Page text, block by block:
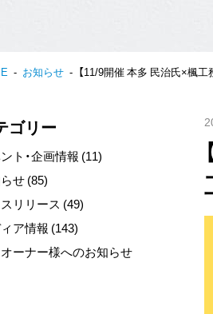
お知らせ 【11/9開催 本多 民治氏×楓
ゴリー
ト・企画情報 (11)
せ (85)
リリース (49)
ア情報 (143)
オーナー様へのお知らせ